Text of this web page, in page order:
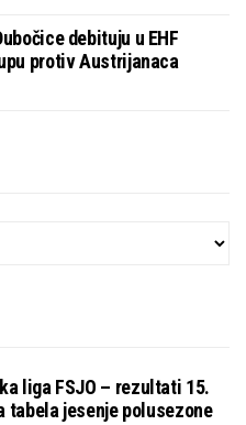
debituju u EHF
protiv Austrijanaca
liga FSJO – rezultati 15.
tabela jesenje polusezone